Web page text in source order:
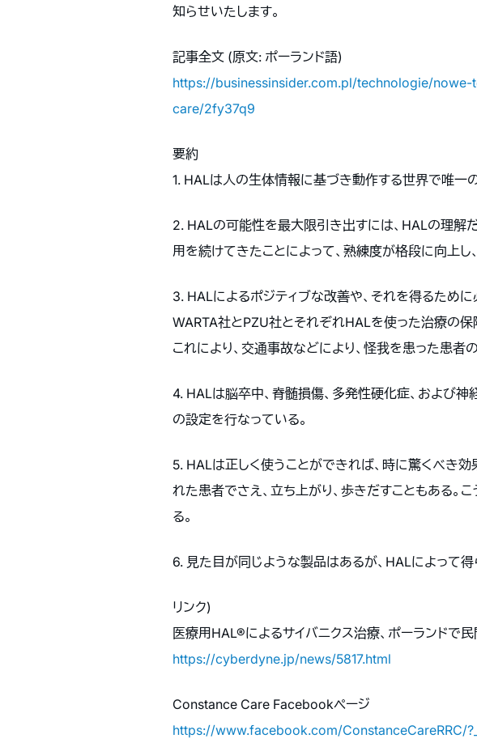
知らせいたします。
記事全文 (原文: ポーランド語)
https://businessinsider.com.pl/technologie/
care/2fy37q9
要約
1. HALは人の生体情報に基づき動作する世界で唯一
2. HALの可能性を最大限引き出すには、HALの理解
用を続けてきたことによって、熟練度が格段に向上
3. HALによるポジティブな改善や、それを得るため
WARTA社とPZU社とそれぞれHALを使った治療の保
これにより、交通事故などにより、怪我を患った患者
4. HALは脳卒中、脊髄損傷、多発性硬化症、および
の設定を行なっている。
5. HALは正しく使うことができれば、時に驚くべき効
れた患者でさえ、立ち上がり、歩きだすこともある
る。
6. 見た目が同じような製品はあるが、HALによって
リンク)
医療用HAL®によるサイバニクス治療、ポーランドで
https://cyberdyne.jp/news/5817.html
Constance Care Facebookページ
https://www.facebook.com/ConstanceCareRRC/